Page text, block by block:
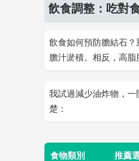
飲食調整：吃對
飲食如何預防膽結石
膽汁淤積。相反，高脂
我試過減少油炸物，
楚：
食物類別 推薦